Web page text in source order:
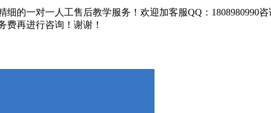
的一对一人工售后教学服务！欢迎加客服QQ：1808980990
费再进行咨询！谢谢！